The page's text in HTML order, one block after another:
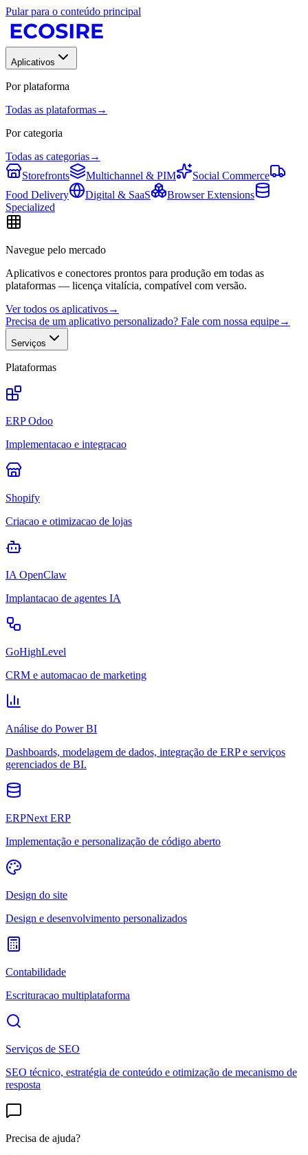
Pular para o conteúdo principal
Aplicativos
Por plataforma
Todas as plataformas→
Por categoria
Todas as categorias→
Storefronts
Multichannel & PIM
Social Commerce
Food Delivery
Digital & SaaS
Browser Extensions
Specialized
Navegue pelo mercado
Aplicativos e conectores prontos para produção em todas as
plataformas — licença vitalícia, compatível com versão.
Ver todos os aplicativos→
Precisa de um aplicativo personalizado? Fale com nossa equipe→
Serviços
Plataformas
ERP Odoo
Implementacao e integracao
Shopify
Criacao e otimizacao de lojas
IA OpenClaw
Implantacao de agentes IA
GoHighLevel
CRM e automacao de marketing
Análise do Power BI
Dashboards, modelagem de dados, integração de ERP e serviços
gerenciados de BI.
ERPNext ERP
Implementação e personalização de código aberto
Design do site
Design e desenvolvimento personalizados
Contabilidade
Escrituracao multiplataforma
Serviços de SEO
SEO técnico, estratégia de conteúdo e otimização de mecanismo de
resposta
Precisa de ajuda?